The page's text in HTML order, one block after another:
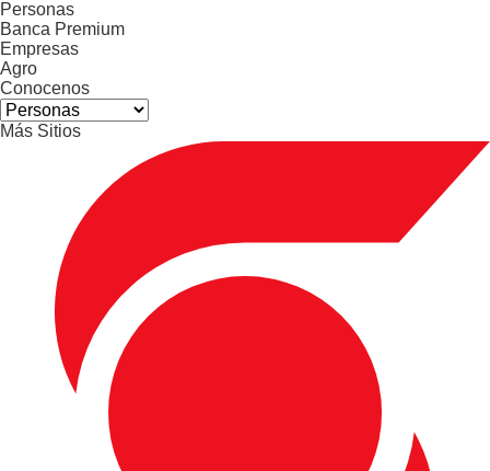
Personas
Banca Premium
Empresas
Agro
Conocenos
Más Sitios